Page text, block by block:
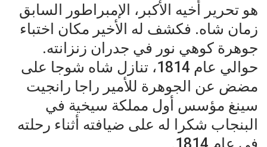
هو تحرير أخيه الأكبر، الإمبراطور السابق
زمان شاه. فكشف له الأخير مكان اختباء
جوهرة كوهي نور في جدران زنزانته.
حوالي عام 1814، تنازل شاه شوجا على
مضض عن الجوهرة للأمير راجا رانجيت
سينغ مؤسس أول مملكة سيخية في
البنجاب شكرا له على ضيافته أثناء رحلته